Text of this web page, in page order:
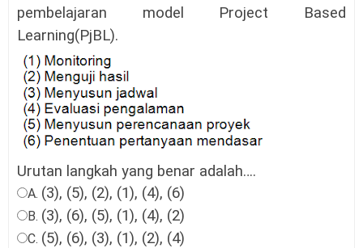
pembelajaran model Project Based
Learning(PjBL).
Urutan langkah yang benar adalah….
A. (3), (5), (2), (1), (4), (6)
B. (3), (6), (5), (1), (4), (2)
C. (5), (6), (3), (1), (2), (4)